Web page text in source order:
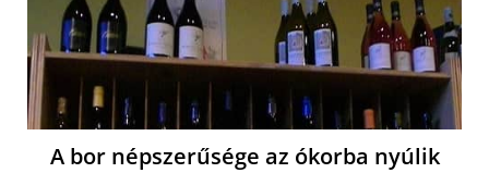
A bor népszerűsége az ókorba nyúlik